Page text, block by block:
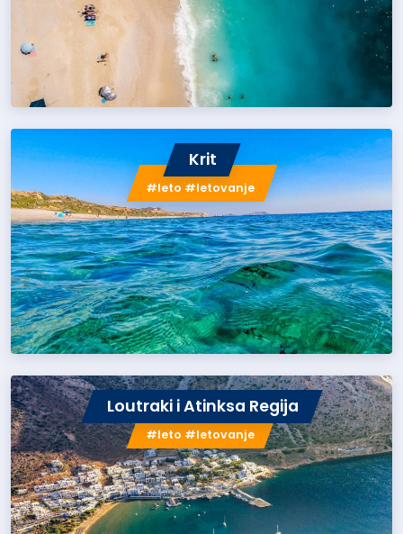
Krit
#leto #letovanje
Loutraki i Atinksa Regija
#leto #letovanje